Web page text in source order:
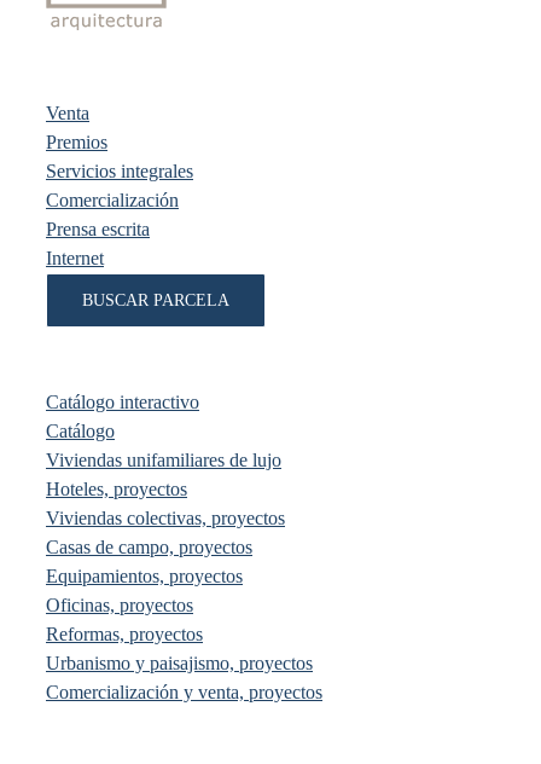
Venta
Premios
Servicios integrales
Comercialización
Prensa escrita
Internet
BUSCAR PARCELA
Catálogo interactivo
Catálogo
Viviendas unifamiliares de lujo
Hoteles, proyectos
Viviendas colectivas, proyectos
Casas de campo, proyectos
Equipamientos, proyectos
Oficinas, proyectos
Reformas, proyectos
Urbanismo y paisajismo, proyectos
Comercialización y venta, proyectos